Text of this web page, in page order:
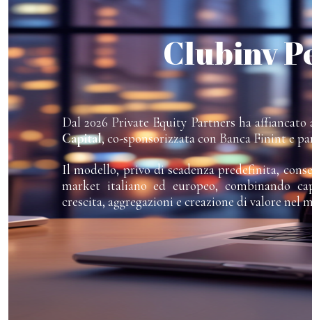
Clubinv
Dal 2026 Private Equity Partners ha
Capital, co-sponsorizzata con Banca Finint e
Il modello, privo di scadenza predefinita,
market italiano ed europeo, combinando
crescita, aggregazioni e creazione di valore nel